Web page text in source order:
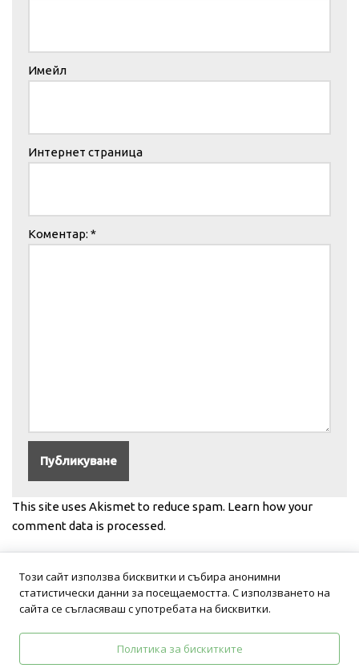
Имейл
Интернет страница
Коментар: *
This site uses Akismet to reduce spam. Learn how your
comment data is processed.
Политика на поверителност Общи условия
Този сайт използва бисквитки и събира анонимни
статистически данни за посещаемостта. С използването на
сайта се съгласяваш с употребата на бисквитки.
Политика за бискитките